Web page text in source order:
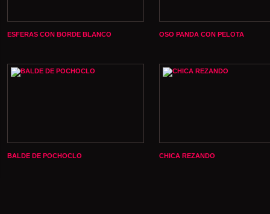
ESFERAS CON BORDE BLANCO OSO PANDA CON PELOTA
BALDE DE POCHOCLO CHICA REZANDO